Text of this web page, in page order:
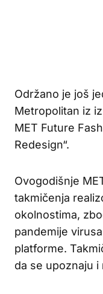
Održano je još
Metropolitan iz
MET Future
Redesign“.
Ovogodišnje
takmičenja
okolnostima,
pandemije
platforme.
da se upoznaju